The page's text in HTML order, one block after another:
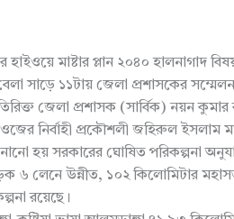
হাইওয়ে মাষ্টার প্লান ২০৪০ হালনাগাদ
সাড়ে ১১টায় জেলা প্রশাসকের
জেলা প্রশাসক (সার্বিক) নয়ন কুমার
নির্বাহী প্রকৌশলী জহিরুল ইসলাম
হয় সরকারের ঘোষিত পরিকল্পনা
৬ লেনে উন্নীত, ১০২ কিলোমিটার
রয়েছে।